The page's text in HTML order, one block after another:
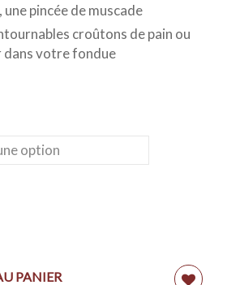
pincée de muscade
croûtons de pain ou
dans votre fondue
PANIER